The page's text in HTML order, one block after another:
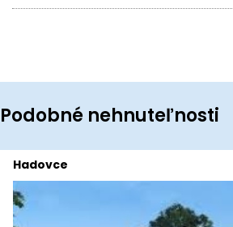
Podobné nehnuteľnosti
Hadovce